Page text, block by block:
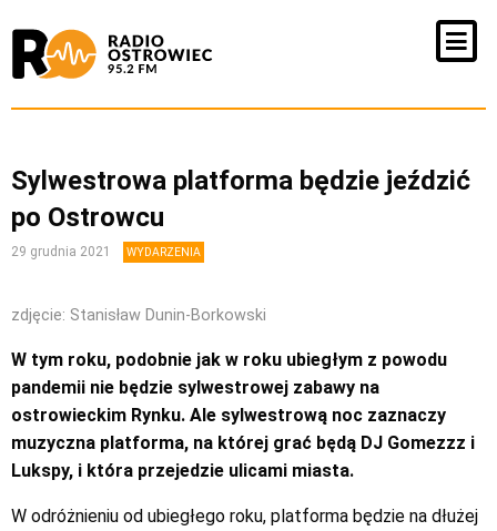
Sylwestrowa platforma będzie jeździć
po Ostrowcu
29 grudnia 2021 WYDARZENIA
zdjęcie: Stanisław Dunin-Borkowski
W tym roku, podobnie jak w roku ubiegłym z powodu
pandemii nie będzie sylwestrowej zabawy na
ostrowieckim Rynku. Ale sylwestrową noc zaznaczy
muzyczna platforma, na której grać będą DJ Gomezzz i
Lukspy, i która przejedzie ulicami miasta.
W odróżnieniu od ubiegłego roku, platforma będzie na dłużej